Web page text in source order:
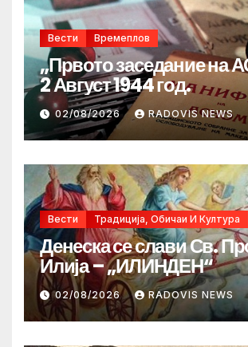
Вести Времеплов
„Првото заседание на
2 Август 1944 год.
02/08/2026 RADOVIS NEWS
Вести Традиција, Обичаи И Култура
Денеска се слави Св.
Илија – „ИЛИНДЕН“
02/08/2026 RADOVIS NEWS